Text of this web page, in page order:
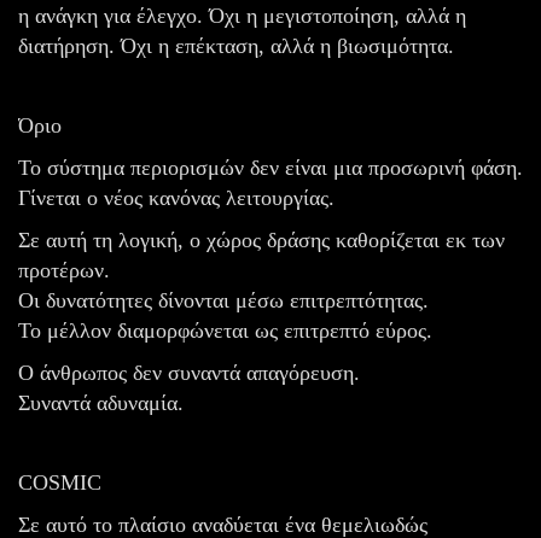
η ανάγκη για έλεγχο. Όχι η μεγιστοποίηση, αλλά η
διατήρηση. Όχι η επέκταση, αλλά η βιωσιμότητα.
Όριο
Το σύστημα περιορισμών δεν είναι μια προσωρινή φάση.
Γίνεται ο νέος κανόνας λειτουργίας.
Σε αυτή τη λογική, ο χώρος δράσης καθορίζεται εκ των
προτέρων.
Οι δυνατότητες δίνονται μέσω επιτρεπτότητας.
Το μέλλον διαμορφώνεται ως επιτρεπτό εύρος.
Ο άνθρωπος δεν συναντά απαγόρευση.
Συναντά αδυναμία.
COSMIC
Σε αυτό το πλαίσιο αναδύεται ένα θεμελιωδώς